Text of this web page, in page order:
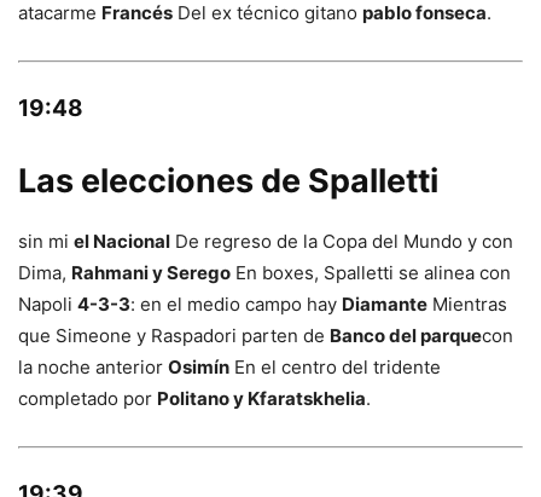
atacarme Francés Del ex técnico gitano pablo fonseca.
19:48
Las elecciones de Spalletti
sin mi el Nacional De regreso de la Copa del Mundo y con
Dima, Rahmani y Serego En boxes, Spalletti se alinea con
Napoli 4-3-3: en el medio campo hay Diamante Mientras
que Simeone y Raspadori parten de Banco del parquecon
la noche anterior Osimín En el centro del tridente
completado por Politano y Kfaratskhelia.